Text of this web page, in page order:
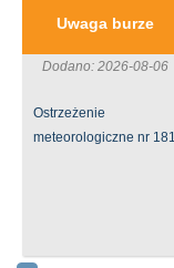
Uwaga burze
Dodano: 2026-08-06
Ostrzeżenie
meteorologiczne nr 181